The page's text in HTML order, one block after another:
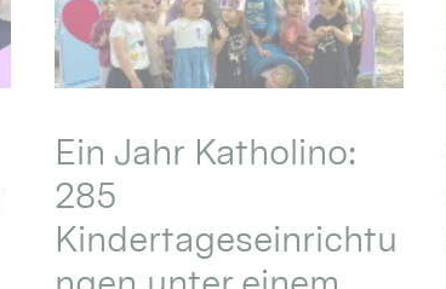
Ein Jahr Katholino:
285
Kindertageseinrichtu